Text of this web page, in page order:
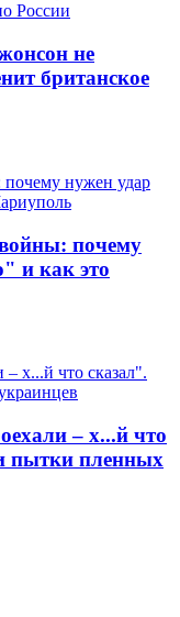
не
британское
почему
и как это
– х...й что
пытки пленных